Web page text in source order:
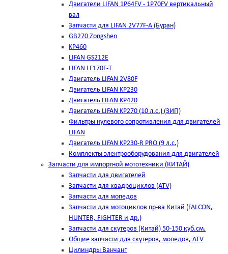
Двигатели LIFAN 1Р64FV - 1Р70FV вертикальный
вал
Запчасти для LIFAN 2V77F-A (Буран)
GB270 Zongshen
KP460
LIFAN GS212E
LIFAN LF170F-T
Двигатель LIFAN 2V80F
Двигатель LIFAN KP230
Двигатель LIFAN KP420
Двигатель LIFAN KP270 (10 л.с.) (ЗИП)
Фильтры нулевого сопротивления для двигателей
LIFAN
Двигатель LIFAN KP230-R PRO (9 л.с.)
Комплекты электрооборудования для двигателей
Запчасти для импортной мототехники (КИТАЙ)
Запчасти для двигателей
Запчасти для квадроциклов (ATV)
Запчасти для мопедов
Запчасти для мотоциклов пр-ва Китай (FALCON,
HUNTER, FIGHTER и др.)
Запчасти для скутеров (Китай) 50-150 куб.см.
Общие запчасти для скутеров, мопедов, ATV
Цилиндры Ванчанг